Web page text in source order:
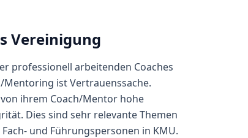
Vereinigung
professionell arbeitenden Coaches
ist Vertrauenssache.
ihrem Coach/Mentor hohe
Dies sind sehr relevante Themen
und Führungspersonen in KMU.